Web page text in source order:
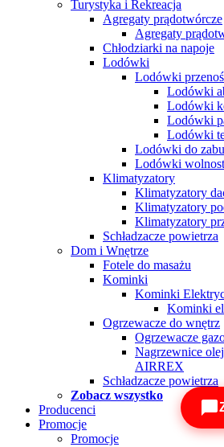
Turystyka i Rekreacja
Agregaty prądotwórcze
Agregaty
Chłodziarki na napoje
Lodówki
Lodówki
Lodówki
Lodówki
Lodówki
Lodówki
Lodówki do
Lodówki
Klimatyzatory
Klimatyzatory
Klimatyzatory
Klimatyzatory
Schładzacze powietrza
Dom i Wnętrze
Fotele do masażu
Kominki
Kominki
Kominki
Ogrzewacze do wnętrz
Ogrzewacze
Nagrzewnice
AIRREX
Schładzacze powietrza
Zobacz wszystko
Producenci
Promocje
Promocje